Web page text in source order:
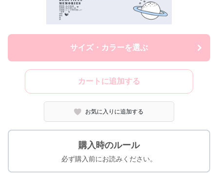
サイズ・カラーを選ぶ
カートに追加する
お気に入りに追加する
購入時のルール
必ず購入前にお読みください。